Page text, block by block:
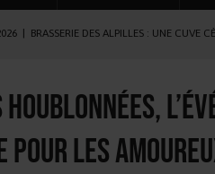
BRASSERIE DES ALPILLES : UNE CUVE
: LA FÊTE DE LA BIÈRE SOUFFLE SA 15E
A SUPPRIMÉ 3 000 POSTES AU PREMIER
: LA BRASSERIE DU DAUPHINÉ AUGMENTE
Houblonnées,
les